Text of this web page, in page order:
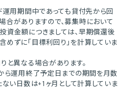
運用期間中であっても貸付先から回
合がありますので、募集時において
資金額につきましては、早期償還後
ずに「目標利回り」を計算していま
と異なる場合があります。
ら運用終了予定日までの期間を月数
ない日数は+1ヶ月として計算していま